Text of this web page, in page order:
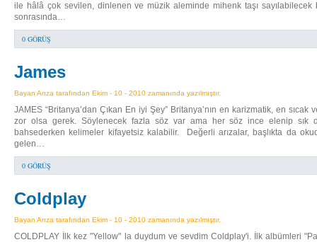
ile hâlâ çok sevilen, dinlenen ve müzik aleminde mihenk taşı sayılabilecek
sonrasında…
0 GÖRÜŞ
James
Bayan Arıza tarafından Ekim - 10 - 2010 zamanında yazılmıştır.
JAMES “Britanya’dan Çıkan En iyi Şey” Britanya’nın en karizmatik, en
zor olsa gerek. Söylenecek fazla söz var ama her söz ince elenip sık
bahsederken kelimeler kifayetsiz kalabilir. Değerli arızalar, başlıkta da
gelen…
0 GÖRÜŞ
Coldplay
Bayan Arıza tarafından Ekim - 10 - 2010 zamanında yazılmıştır.
COLDPLAY İlk kez "Yellow" la duydum ve sevdim Coldplay'i. İlk albümleri